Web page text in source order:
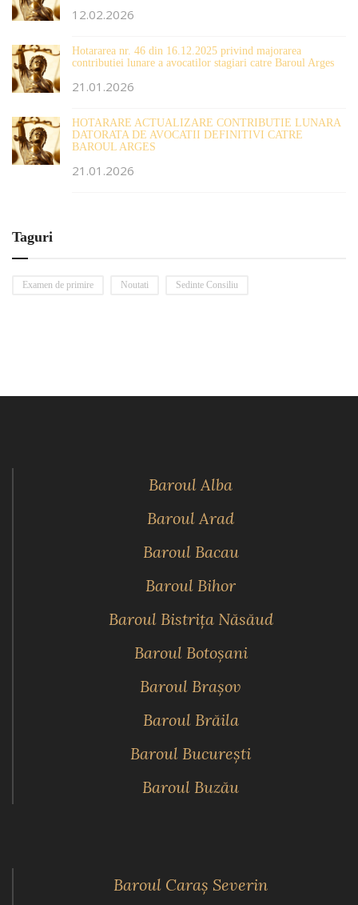
12.02.2026
Hotararea nr. 46 din 16.12.2025 privind majorarea
contributiei lunare a avocatilor stagiari catre Baroul Arges
21.01.2026
HOTARARE ACTUALIZARE CONTRIBUTIE LUNARA
DATORATA DE AVOCATII DEFINITIVI CATRE
BAROUL ARGES
21.01.2026
Taguri
Examen de primire Noutati Sedinte Consiliu
Baroul Alba
Baroul Arad
Baroul Bacau
Baroul Bihor
Baroul Bistriţa Năsăud
Baroul Botoşani
Baroul Braşov
Baroul Brăila
Baroul Bucureşti
Baroul Buzău
Baroul Caraş Severin